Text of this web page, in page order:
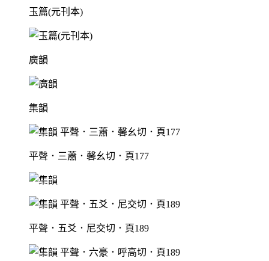
玉篇(元刊本)
廣韻
集韻
平聲．三蕭．馨幺切．頁177
平聲．五爻．尼交切．頁189